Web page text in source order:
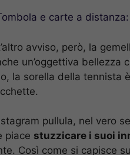
e carte a
avviso, però, la
un’oggettiva bellezza
la sorella della tennista
pullula, nel vero
piace stuzzicare i suoi
Così come si capisce